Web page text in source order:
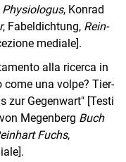
Physiologus, Konrad
, Fabeldichtung, Rein­
mediale].
alla ricerca in
una volpe? Tier-
zur Gegenwart" [Testi
Megenberg Buch
Fuchs,